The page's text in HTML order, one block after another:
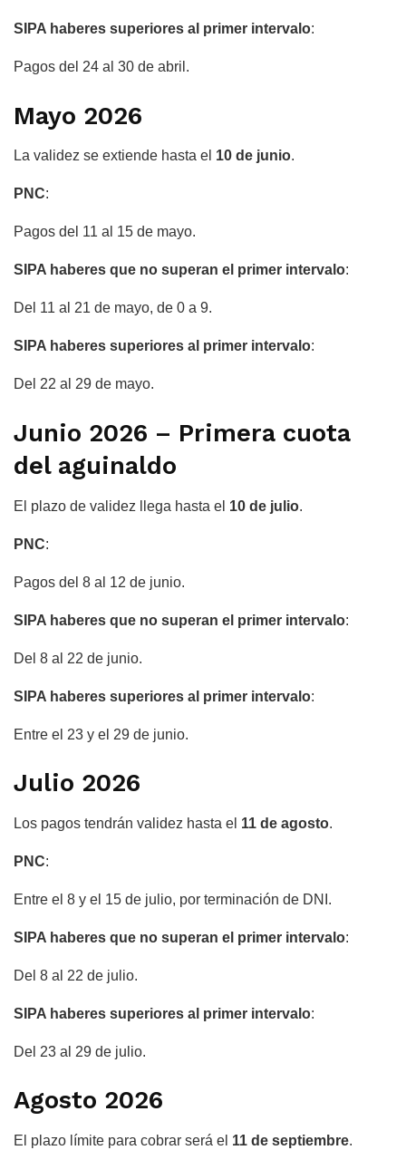
SIPA haberes superiores al primer intervalo:
Pagos del 24 al 30 de abril.
Mayo 2026
La validez se extiende hasta el 10 de junio.
PNC:
Pagos del 11 al 15 de mayo.
SIPA haberes que no superan el primer intervalo:
Del 11 al 21 de mayo, de 0 a 9.
SIPA haberes superiores al primer intervalo:
Del 22 al 29 de mayo.
Junio 2026 – Primera cuota
del aguinaldo
El plazo de validez llega hasta el 10 de julio.
PNC:
Pagos del 8 al 12 de junio.
SIPA haberes que no superan el primer intervalo:
Del 8 al 22 de junio.
SIPA haberes superiores al primer intervalo:
Entre el 23 y el 29 de junio.
Julio 2026
Los pagos tendrán validez hasta el 11 de agosto.
PNC:
Entre el 8 y el 15 de julio, por terminación de DNI.
SIPA haberes que no superan el primer intervalo:
Del 8 al 22 de julio.
SIPA haberes superiores al primer intervalo:
Del 23 al 29 de julio.
Agosto 2026
El plazo límite para cobrar será el 11 de septiembre.